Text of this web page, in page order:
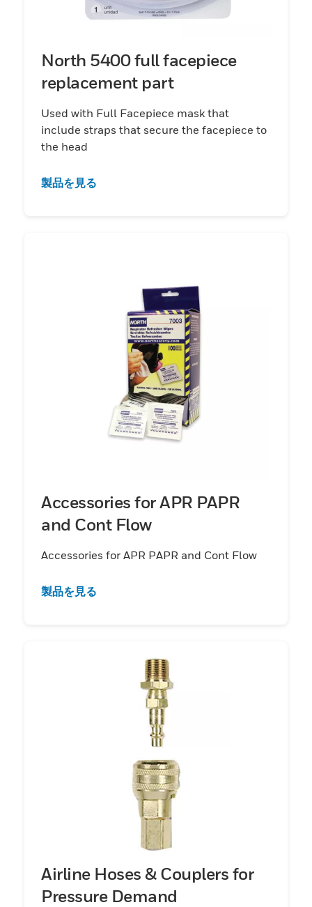
North 5400 full facepiece
replacement part
Used with Full Facepiece mask that
include straps that secure the facepiece to
the head
製品を見る
Accessories for APR PAPR
and Cont Flow
Accessories for APR PAPR and Cont Flow
製品を見る
Airline Hoses & Couplers for
Pressure Demand